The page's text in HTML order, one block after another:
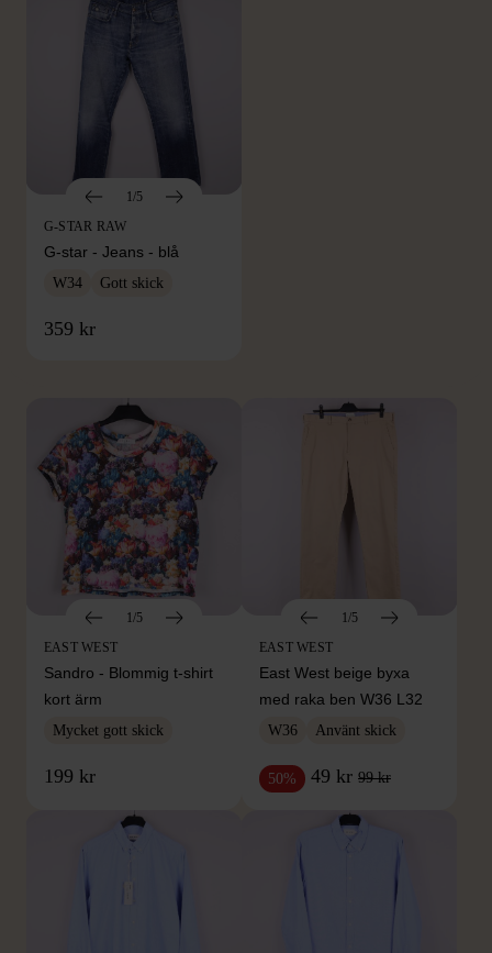
1/5
G-STAR RAW
G-star - Jeans - blå
W34 Gott skick
359 kr
FRÅN SAMMA VARUMÄRKE
1/5
EAST WEST
Sandro - Blommig t-shirt
kort ärm
Mycket gott skick
199 kr
1/5
EAST WEST
East West beige byxa
med raka ben W36 L32
W36 Använt skick
50% 49 kr 99 kr